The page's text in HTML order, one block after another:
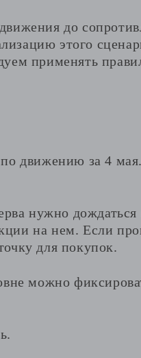
до
этого
применять
движению за 4
нужно дождаться
на нем. Если
для покупок.
можно